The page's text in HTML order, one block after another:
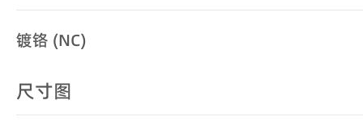
镀铬 (NC)
尺寸图